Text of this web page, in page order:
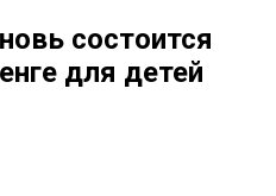
состоится
для детей